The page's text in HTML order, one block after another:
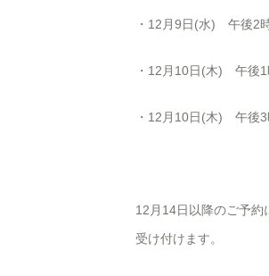
・12月9日(水) 午後2
・12月10日(木) 午後1
・12月10日(木) 午後3
12月14日以降のご予約
受け付けます。